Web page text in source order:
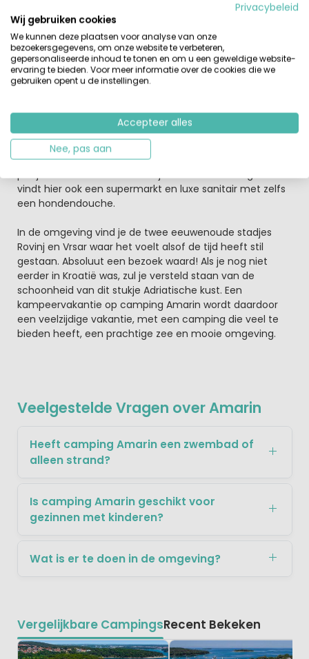
Voor de volwassenen is er Istrische kookles, lessen
Kroatisch, en vergeet niet de sportieve activiteiten als
zumba en aerobic.
Zorg goed voor jezelf
Geniet van de maaltijden in
vanaf het terras van restaurant Bura. Of kies voor grill
Planika, haal een stuk pizza bij Kandela of de fastfood
corner. Maar neem er zeker een glas Istrische wijn bij
zoals Malvazija. Ook vind je over het hele resort verspreid
vindt hier ook een supermarkt en luxe sanitair met zelfs
een hondendouche.
In de omgeving vind je de twee eeuwenoude stadjes
Rovinj en Vrsar waar het voelt alsof de tijd heeft stil
gestaan. Absoluut een bezoek waard! Als je nog niet
eerder in Kroatië was, zul je versteld staan van de
schoonheid van dit stukje Adriatische kust. Een
kampeervakantie op camping Amarin wordt daardoor
een veelzijdige vakantie, met een camping die veel te
bieden heeft, een prachtige zee en mooie omgeving.
Veelgestelde Vragen over Amarin
Heeft camping Amarin een zwembad of
alleen strand?
Is camping Amarin geschikt voor
gezinnen met kinderen?
Wat is er te doen in de omgeving?
Vergelijkbare CampingsRecent Bekeken
Privacybeleid
Wij gebruiken cookies
We kunnen deze plaatsen voor analyse van onze
bezoekersgegevens, om onze website te verbeteren,
gepersonaliseerde inhoud te tonen en om u een geweldige website-
ervaring te bieden. Voor meer informatie over de cookies die we
gebruiken opent u de instellingen.
Accepteer alles
Nee, pas aan